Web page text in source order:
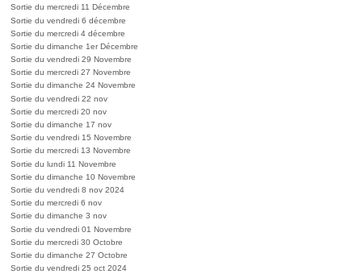
Sortie du mercredi 11 Décembre
Sortie du vendredi 6 décembre
Sortie du mercredi 4 décembre
Sortie du dimanche 1er Décembre
Sortie du vendredi 29 Novembre
Sortie du mercredi 27 Novembre
Sortie du dimanche 24 Novembre
Sortie du vendredi 22 nov
Sortie du mercredi 20 nov
Sortie du dimanche 17 nov
Sortie du vendredi 15 Novembre
Sortie du mercredi 13 Novembre
Sortie du lundi 11 Novembre
Sortie du dimanche 10 Novembre
Sortie du vendredi 8 nov 2024
Sortie du mercredi 6 nov
Sortie du dimanche 3 nov
Sortie du vendredi 01 Novembre
Sortie du mercredi 30 Octobre
Sortie du dimanche 27 Octobre
Sortie du vendredi 25 oct 2024